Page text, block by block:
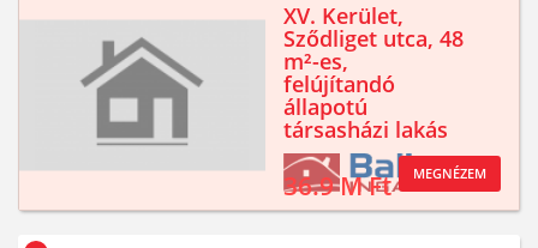
XV. Kerület,
Sződliget utca, 48
m²-es,
felújítandó
állapotú
társasházi lakás
36.9 M Ft MEGNÉZEM